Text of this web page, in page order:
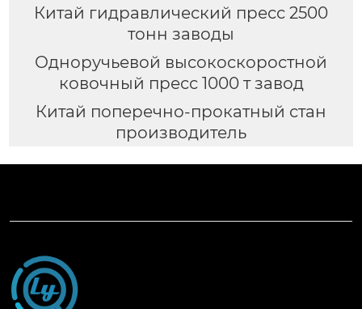
Китай гидравлический пресс 2500
тонн заводы
Одноручьевой высокоскоростной
ковочный пресс 1000 т завод
Китай поперечно-прокатный стан
производитель